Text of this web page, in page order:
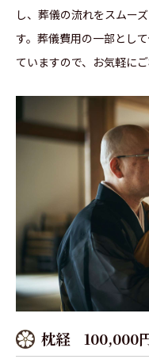
し、葬儀の流れをスムー
す。葬儀費用の一部とし
ていますので、お気軽にご
枕経 100,000